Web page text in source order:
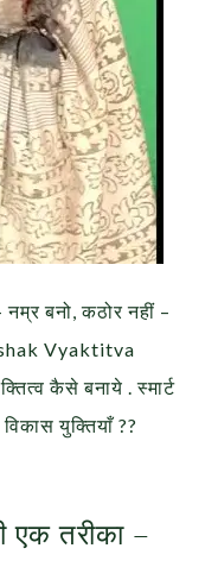
बनो, कठोर नहीं –
Vyaktitva
कैसे बनाये . स्मार्ट
युक्तियाँ ??
एक तरीका –